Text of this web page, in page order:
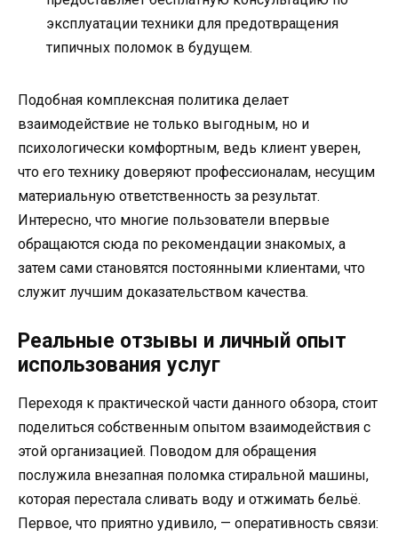
эксплуатации техники для предотвращения
типичных поломок в будущем.
Подобная комплексная политика делает
взаимодействие не только выгодным, но и
психологически комфортным, ведь клиент уверен,
что его технику доверяют профессионалам, несущим
материальную ответственность за результат.
Интересно, что многие пользователи впервые
обращаются сюда по рекомендации знакомых, а
затем сами становятся постоянными клиентами, что
служит лучшим доказательством качества.
Реальные отзывы и личный опыт
использования услуг
Переходя к практической части данного обзора, стоит
поделиться собственным опытом взаимодействия с
этой организацией. Поводом для обращения
послужила внезапная поломка стиральной машины,
которая перестала сливать воду и отжимать бельё.
Первое, что приятно удивило, — оперативность связи: